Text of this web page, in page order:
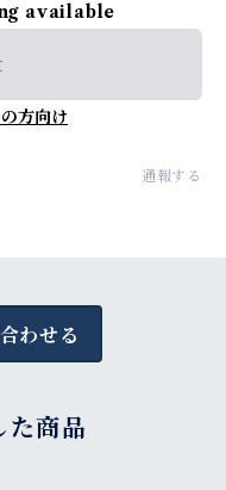
available
方向け
通報する
わせる
た商品